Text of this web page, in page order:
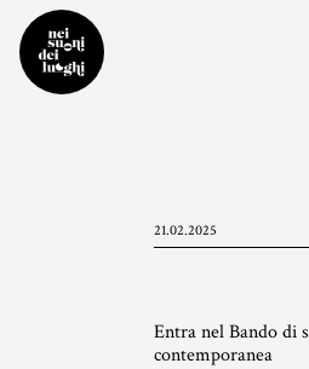
21.02.2025
Entra nel Bando di
contemporanea